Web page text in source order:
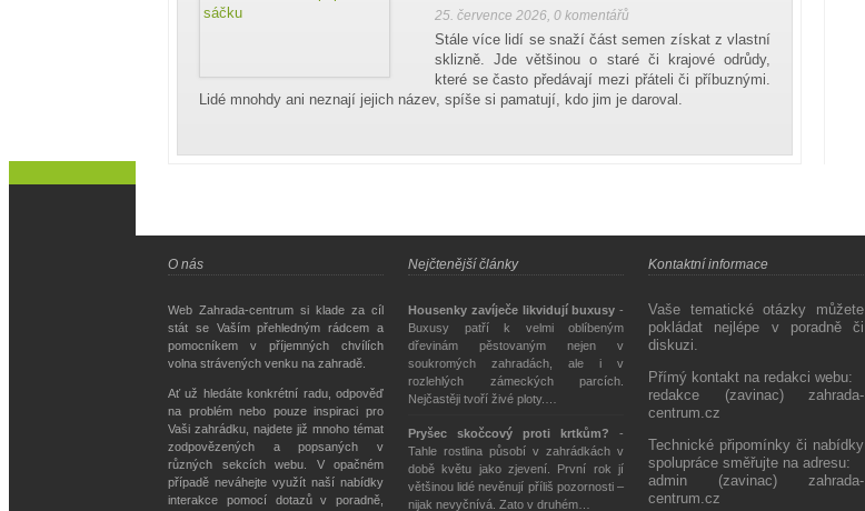
25. července 2026, 0 komentářů
Stále více lidí se snaží část semen získat z vlastní
sklizně. Jde většinou o staré či krajové odrůdy,
které se často předávají mezi přáteli či příbuznými.
Lidé mnohdy ani neznají jejich název, spíše si pamatují, kdo jim je daroval.
O nás
Web Zahrada-centrum si klade za cíl
stát se Vaším přehledným rádcem a
pomocníkem v příjemných chvílích
volna strávených venku na zahradě.
Ať už hledáte konkrétní radu, odpověď
na problém nebo pouze inspiraci pro
Vaši zahrádku, najdete již mnoho témat
zodpovězených a popsaných v
různých sekcích webu. V opačném
případě neváhejte využít naší nabídky
interakce pomocí dotazů v poradně,
Nejčtenější články
Housenky zavíječe likvidují buxusy -
Buxusy patří k velmi oblíbeným
dřevinám pěstovaným nejen v
soukromých zahradách, ale i v
rozlehlých zámeckých parcích.
Nejčastěji tvoří živé ploty.…
Pryšec skočcový proti krtkům? -
Tahle rostlina působí v zahrádkách v
době květu jako zjevení. První rok jí
většinou lidé nevěnují příliš pozornosti –
nijak nevyčnívá. Zato v druhém…
Kontaktní informace
Vaše tematické otázky můžete
pokládat nejlépe v poradně či
diskuzi.
Přímý kontakt na redakci webu:
redakce (zavinac) zahrada-
centrum.cz
Technické připomínky či nabídky
spolupráce směřujte na adresu:
admin (zavinac) zahrada-
centrum.cz